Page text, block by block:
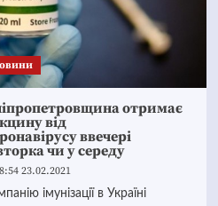
отримає
від
ввечері
чи у середу
23.02.2021
імунізації в Україні